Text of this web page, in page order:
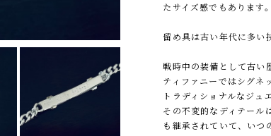
たサイズ感でもあります。
留め具は古い年代に多い
戦時中の装備として古い
ティファニーではシグネ
トラディショナルなジュ
その不変的なディテール
も継承されていて、いつ